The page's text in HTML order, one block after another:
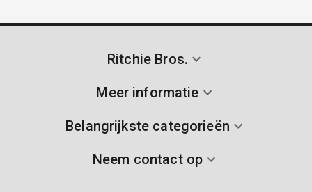
Ritchie Bros.
Meer informatie
Belangrijkste categorieën
Neem contact op